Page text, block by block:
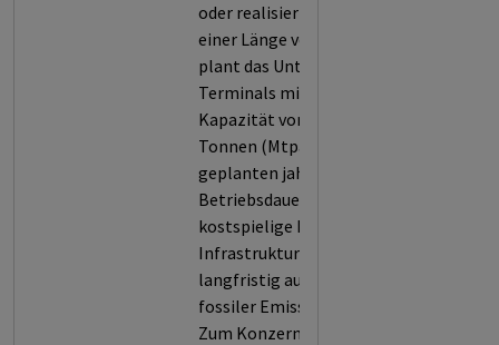
oder realisiert neue Pipelines mit
einer Länge von 118,53 km. Zudem
plant das Unternehmen LNG-
Terminals mit einer jährlichen
Kapazität von 15.36 Millionen
Tonnen (Mtpa). Wegen der
geplanten jahrzehntelangen
Betriebsdauer legt der
kostspielige Bau neuer
Infrastruktur die Welt auch
langfristig auf einen Pfad hoher
fossiler Emissionen fest.
Zum Konzern gehört Imperial Oil